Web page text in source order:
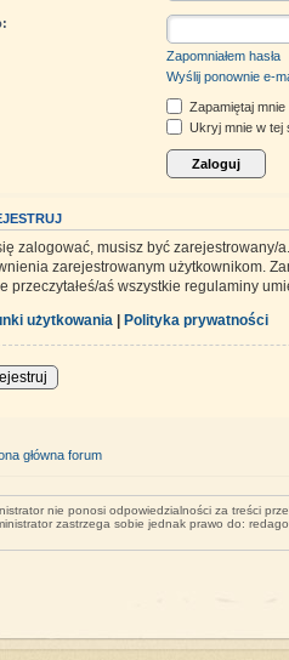
Zapomniałem hasła
Wyślij ponownie e-
Zapamiętaj mnie
Ukryj mnie w tej
zalogować, musisz być zarejestrowany/
zarejestrowanym użytkownikom.
przeczytałeś/aś wszystkie regulaminy
użytkowania | Polityka prywatności
główna forum
nie ponosi odpowiedzialności za treści
zastrzega sobie jednak prawo do: